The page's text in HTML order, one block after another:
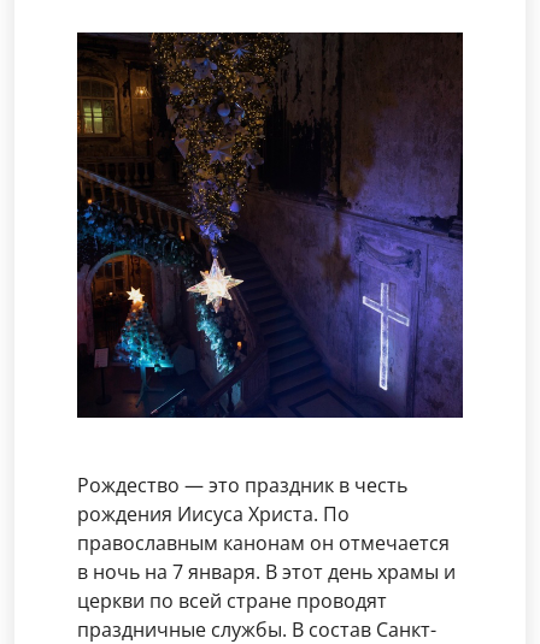
Рождество — это праздник в честь
рождения Иисуса Христа. По
православным канонам он отмечается
в ночь на 7 января. В этот день храмы и
церкви по всей стране проводят
праздничные службы. В состав Санкт-